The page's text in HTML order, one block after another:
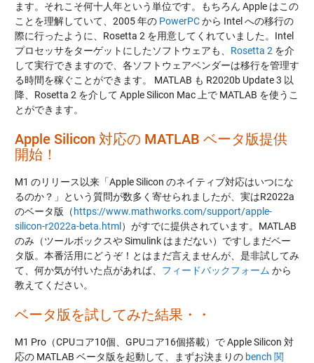
ます。それこそ何十人年という単位です。もちろん Apple はこの
ことを理解していて、2005 年の PowerPCから Intel への移行の
際に行ったように、Rosetta 2 を用意してくれていました。Intel
プロセッサをターゲットにしたソフトウェアも、 Rosetta 2 を介
して実行できますので、各ソフトウェアベンダーは移行を管理す
る時間を稼ぐことができます。 MATLAB も R2020b Update 3 以
降、Rosetta 2 を介して Apple Silicon Mac 上で MATLAB を使うこ
とができます。
Apple Silicon 対応の MATLAB ベータ版提供
開始！
M1 のリリース以来「Apple Silicon のネイティブ対応はいつにな
るのか？」という質問が数多く寄せられましたが、実はR2022a
のベータ版（ https://www.mathworks.com/support/apple-
silicon-r2022a-beta.html ）がすでに提供されています。MATLAB
のみ（ツールボックスや Simulink はまだない）ですしまだベー
タ版。本番活用にどうぞ！とはまだ言えませんが、是非試してみ
て、何か気が付いた点があれば、 フィードバックフォーム から
教えてください。
ベータ版を試してみた結果・・
M1 Pro（CPUコア10個、GPUコア16個搭載）で Apple Silicon 対
応の MATLAB ベータ版を起動して、まずお決まりの bench 関